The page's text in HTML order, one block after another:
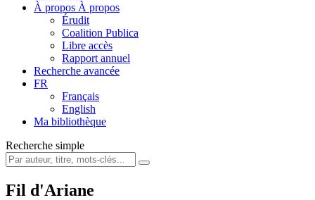
À propos À propos
Érudit
Coalition Publica
Libre accès
Rapport annuel
Recherche avancée
FR
Français
English
Ma bibliothèque
Recherche simple
Fil d'Ariane